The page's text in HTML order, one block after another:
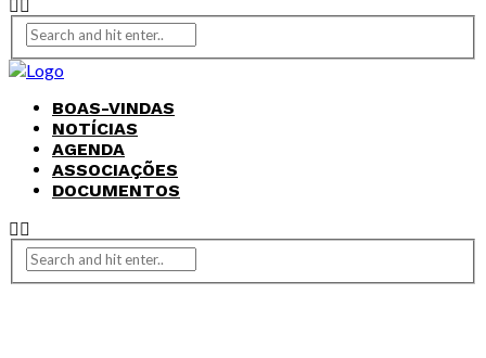
BOAS-VINDAS
NOTÍCIAS
AGENDA
ASSOCIAÇÕES
DOCUMENTOS